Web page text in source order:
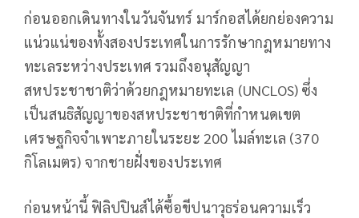
ก่อนออกเดินทางในวันจันทร์ มาร์กอสได้ยกย่องความ
แน่วแน่ของทั้งสองประเทศในการรักษากฎหมายทาง
ทะเลระหว่างประเทศ รวมถึงอนุสัญญา
สหประชาชาติว่าด้วยกฎหมายทะเล (UNCLOS) ซึ่ง
เป็นสนธิสัญญาของสหประชาชาติที่กำหนดเขต
เศรษฐกิจจำเพาะภายในระยะ 200 ไมล์ทะเล (370
กิโลเมตร) จากชายฝั่งของประเทศ
ก่อนหน้านี้ ฟิลิปปินส์ได้ซื้อขีปนาวุธร่อนความเร็ว